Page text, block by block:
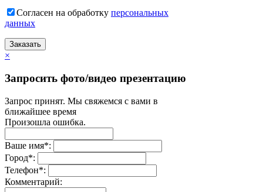
Согласен на обработку персональныx
данных
Заказать
×
Запросить фото/видео презентацию
Запрос принят. Мы свяжемся с вами в
ближайшее время
Произошла ошибка.
Ваше имя*:
Город*:
Телефон*:
Комментарий: